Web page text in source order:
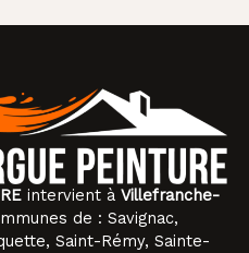
intervient à Villefranche-
de : Savignac,
, Saint-Rémy, Sainte-